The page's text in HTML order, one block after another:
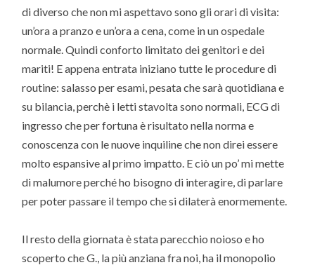
di diverso che non mi aspettavo sono gli orari di visita:
un’ora a pranzo e un’ora a cena, come in un ospedale
normale. Quindi conforto limitato dei genitori e dei
mariti! E appena entrata iniziano tutte le procedure di
routine: salasso per esami, pesata che sarà quotidiana e
su bilancia, perchè i letti stavolta sono normali, ECG di
ingresso che per fortuna è risultato nella norma e
conoscenza con le nuove inquiline che non direi essere
molto espansive al primo impatto. E ciò un po’ mi mette
di malumore perché ho bisogno di interagire, di parlare
per poter passare il tempo che si dilaterà enormemente.
Il resto della giornata è stata parecchio noioso e ho
scoperto che G., la più anziana fra noi, ha il monopolio